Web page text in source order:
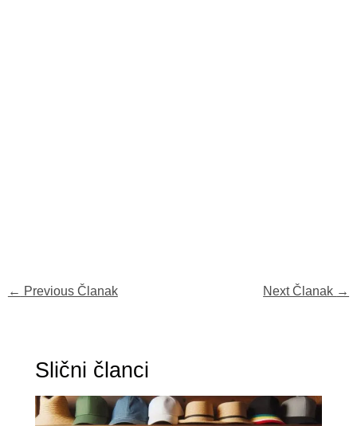
← Previous Članak Next Članak →
Slični članci